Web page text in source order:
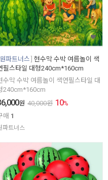
원파트너스 현수막 수박 여름놀이 색
필스타일 대형240cm*160cm
수막 수박 여름놀이 색연필스타일 대
240cm*160cm
원 40,000원 10%
매 1
파트너스